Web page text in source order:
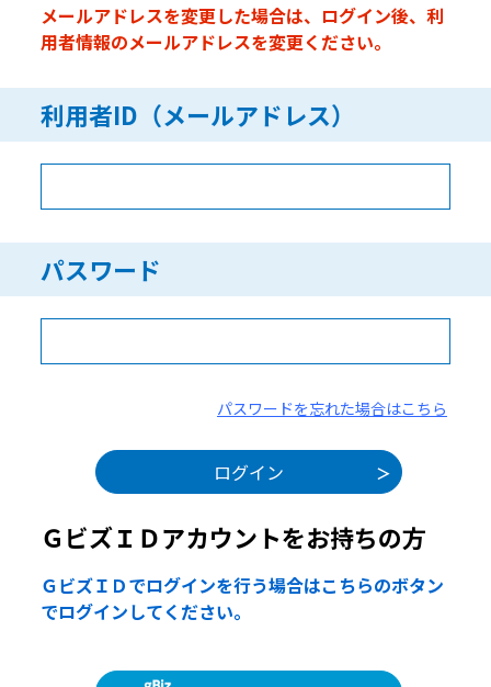
メールアドレスを変更した場合は、ログイン後、利
用者情報のメールアドレスを変更ください。
利用者ID（メールアドレス）
パスワード
パスワードを忘れた場合はこちら
ＧビズＩＤアカウントをお持ちの方
ＧビズＩＤでログインを行う場合はこちらのボタン
でログインしてください。